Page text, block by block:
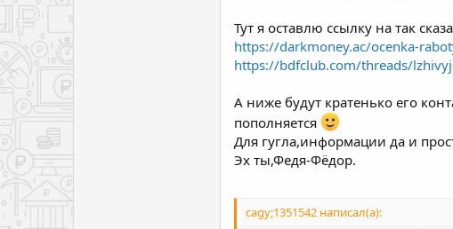
Тут я оставлю ссылку на так
https://darkmoney.ac/ocenka-
https://bdfclub.com/threads/
А ниже будут кратенько его
пополняется
Для гугла,информации да и
Эх ты,Федя-Фёдор.
cagy;1351542 написал(а):